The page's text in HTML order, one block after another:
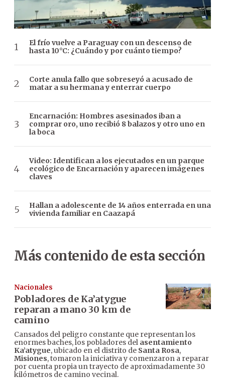
El frío vuelve a Paraguay con un descenso de
hasta 10°C: ¿Cuándo y por cuánto tiempo?
Corte anula fallo que sobreseyó a acusado de
matar a su hermana y enterrar cuerpo
Encarnación: Hombres asesinados iban a
comprar oro, uno recibió 8 balazos y otro uno en
la boca
Video: Identifican a los ejecutados en un parque
ecológico de Encarnación y aparecen imágenes
claves
Hallan a adolescente de 14 años enterrada en una
vivienda familiar en Caazapá
Más contenido de esta sección
Nacionales
Pobladores de Ka’atygue
reparan a mano 30 km de
camino
Cansados del peligro constante que representan los
enormes baches, los pobladores del asentamiento
Ka’atygue, ubicado en el distrito de Santa Rosa,
Misiones, tomaron la iniciativa y comenzaron a reparar
por cuenta propia un trayecto de aproximadamente 30
kilómetros de camino vecinal.